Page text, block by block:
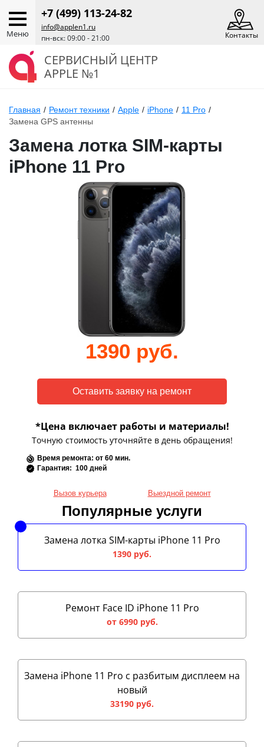
Меню
+7 (499) 113-24-82
info@applen1.ru
пн-вск: 09:00 - 21:00
Контакты
СЕРВИСНЫЙ ЦЕНТР
APPLE №1
Главная / Ремонт техники / Apple / iPhone / 11 Pro /
Замена GPS антенны
Замена лотка SIM-карты
iPhone 11 Pro
1390 руб.
*Цена включает работы и материалы!
Точную стоимость уточняйте в день обращения!
Время ремонта: от 60 мин.
Гарантия: 100 дней
Вызов курьера Выездной ремонт
Популярные услуги
Замена лотка SIM-карты iPhone 11 Pro
1390 руб.
Ремонт Face ID iPhone 11 Pro
от 6990 руб.
Замена iPhone 11 Pro с разбитым дисплеем на
новый
33190 руб.